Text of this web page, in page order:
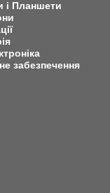
і Планшети
забезпечення